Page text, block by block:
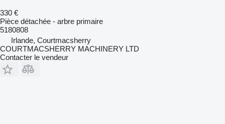
330 €
Pièce détachée - arbre primaire
5180808
Irlande, Courtmacsherry
COURTMACSHERRY MACHINERY LTD
Contacter le vendeur